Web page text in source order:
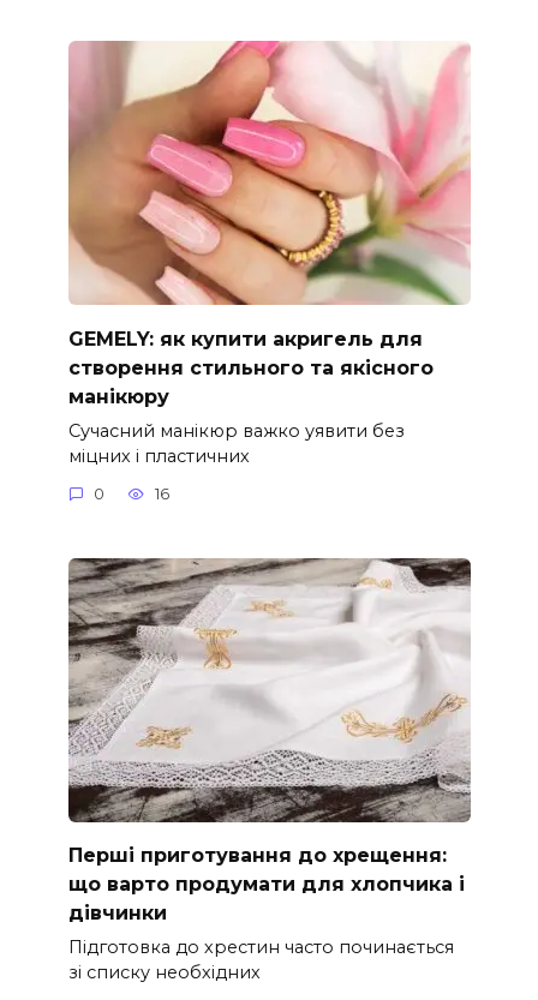
GEMELY: як купити акригель для
створення стильного та якісного
манікюру
Сучасний манікюр важко уявити без
міцних і пластичних
0 16
Перші приготування до хрещення:
що варто продумати для хлопчика і
дівчинки
Підготовка до хрестин часто починається
зі списку необхідних